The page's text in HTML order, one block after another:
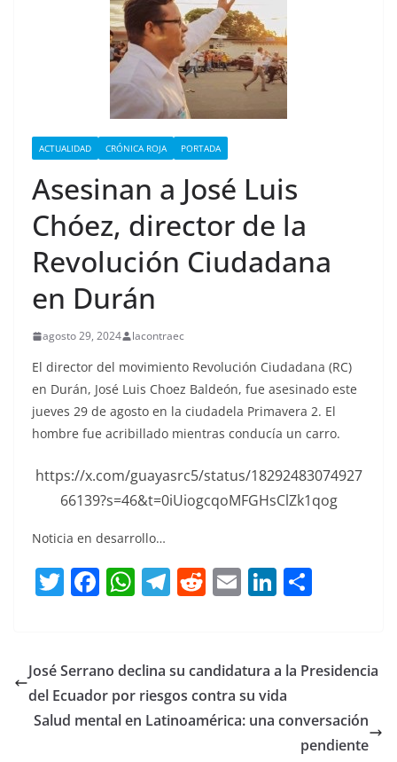
ACTUALIDAD CRÓNICA ROJA PORTADA
Asesinan a José Luis
Chóez, director de la
Revolución Ciudadana
en Durán
agosto 29, 2024 lacontraec
El director del movimiento Revolución Ciudadana (RC)
en Durán, José Luis Choez Baldeón, fue asesinado este
jueves 29 de agosto en la ciudadela Primavera 2. El
hombre fue acribillado mientras conducía un carro.
https://x.com/guayasrc5/status/18292483074927
66139?s=46&t=0iUiogcqoMFGHsClZk1qog
Noticia en desarrollo…
T
er
F
e
b
o
W
s
A
p
T
gr
a
m
R
di
t
E
l
Li
e
dI
n
p
tir
José Serrano declina su candidatura a la Presidencia
del Ecuador por riesgos contra su vida
Salud mental en Latinoamérica: una conversación
pendiente